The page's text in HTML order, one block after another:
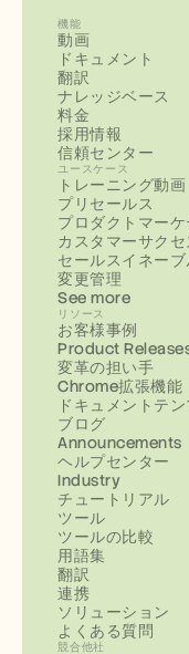
機能
動画
ドキュメント
翻訳
ナレッジベース
料金
採用情報
信頼センター
ユースケース
トレーニング動画
プリセールス
プロダクトマー
カスタマーサクセ
セールスイネーブ
変更管理
See more
リソース
お客様事例
Product
変革の担い手
Chrome拡張機能
ドキュメントテ
ブログ
Announcements
ヘルプセンター
Industry
チュートリアル
ツール
ツールの比較
用語集
翻訳
連携
ソリューション
よくある質問
競合他社